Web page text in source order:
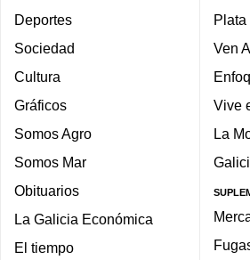
Deportes
Sociedad
Cultura
Gráficos
Somos Agro
Somos Mar
Obituarios
La Galicia Económica
El tiempo
Plata
Ven
Vive
La